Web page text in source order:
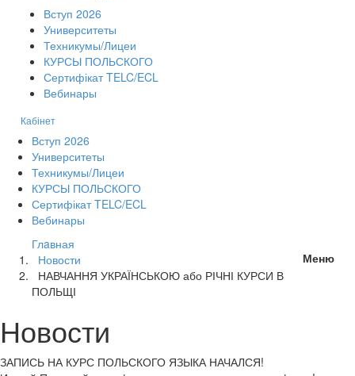
Вступ 2026
Университеты
Техникумы/Лицеи
КУРСЫ ПОЛЬСКОГО
Сертифікат TELC/ECL
Вебинары
Кабінет
Вступ 2026
Университеты
Техникумы/Лицеи
КУРСЫ ПОЛЬСКОГО
Сертифікат TELC/ECL
Вебинары
Меню
Глaвная
Новости
НАВЧАННЯ УКРАЇНСЬКОЮ або РІЧНІ КУРСИ В
ПОЛЬЩІ
Новости
ЗАПИСЬ НА КУРС ПОЛЬСКОГО ЯЗЫКА НАЧАЛСЯ!